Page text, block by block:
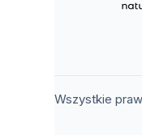
Wszystkie